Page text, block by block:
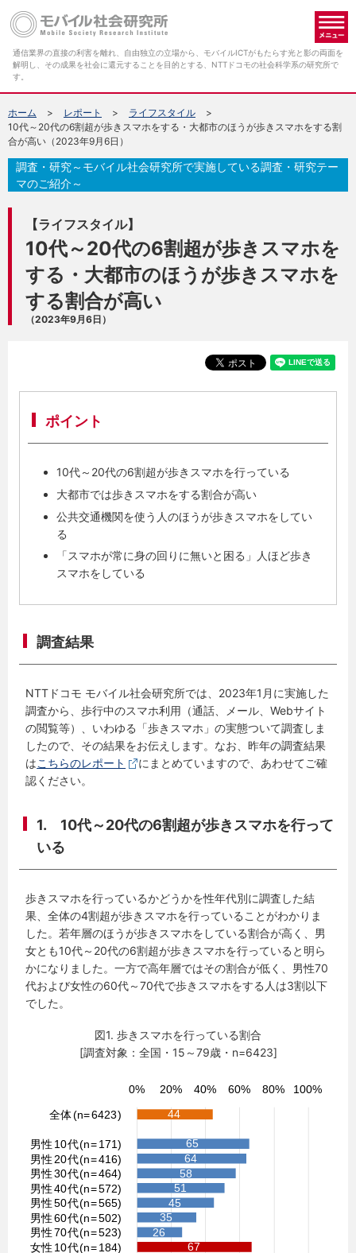
通信業界の直接の利害を離れ、自由独立の立場から、モバイルICTがもたらす光と影の両面を
解明し、その成果を社会に還元することを目的とする、NTTドコモの社会科学系の研究所で
す。
ホーム レポート
ライフスタイル
10代～20代の6割超が歩きスマホをする・大都市のほうが歩きスマホをする割
合が高い（2023年9月6日）
【ライフスタイル】
10代～20代の6割超が歩きスマホを
する・大都市のほうが歩きスマホを
する割合が高い
（2023年9月6日）
調査・研究～モバイル社会研究所で実施している調査・研究テー
マのご紹介～
ポイント
10代～20代の6割超が歩きスマホを行っている
大都市では歩きスマホをする割合が高い
公共交通機関を使う人のほうが歩きスマホをしてい
る
「スマホが常に身の回りに無いと困る」人ほど歩き
スマホをしている
調査結果
NTTドコモ モバイル社会研究所では、2023年1月に実施した
調査から、歩行中のスマホ利用（通話、メール、Webサイト
の閲覧等）、いわゆる「歩きスマホ」の実態ついて調査しま
したので、その結果をお伝えします。なお、昨年の調査結果
はこちらのレポート
にまとめていますので、あわせてご確
認ください。
1. 10代～20代の6割超が歩きスマホを行って
いる
歩きスマホを行っているかどうかを性年代別に調査した結
果、全体の4割超が歩きスマホを行っていることがわかりま
した。若年層のほうが歩きスマホをしている割合が高く、男
女とも10代～20代の6割超が歩きスマホを行っていると明ら
かになりました。一方で高年層ではその割合が低く、男性70
代および女性の60代～70代で歩きスマホをする人は3割以下
でした。
図1. 歩きスマホを行っている割合
[調査対象：全国・15～79歳・n=6423]